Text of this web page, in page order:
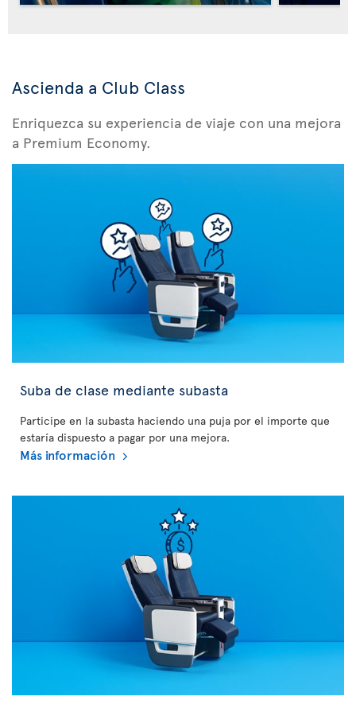
Ascienda a Club Class
Enriquezca su experiencia de viaje con una mejora
a Premium Economy.
Suba de clase mediante subasta
Participe en la subasta haciendo una puja por el importe que
estaría dispuesto a pagar por una mejora.
Más información